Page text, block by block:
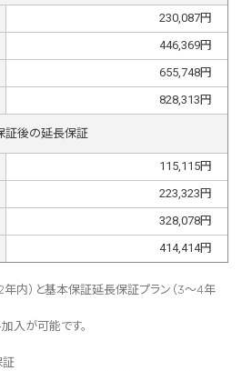
230,087円
446,369円
655,748円
828,313 円
証後の延長保証
115,115円
223,323 円
328,078円
414,414円
年内）と基本保証延長保証プラン（3～4年
⼊が可能です。
証